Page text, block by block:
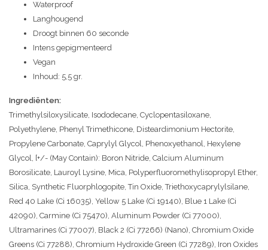
Waterproof
Langhougend
Droogt binnen 60 seconde
Intens gepigmenteerd
Vegan
Inhoud: 5,5 gr.
Ingrediënten:
Trimethylsiloxysilicate, Isododecane, Cyclopentasiloxane,
Polyethylene, Phenyl Trimethicone, Disteardimonium Hectorite,
Propylene Carbonate, Caprylyl Glycol, Phenoxyethanol, Hexylene
Glycol, [+/- (May Contain): Boron Nitride, Calcium Aluminum
Borosilicate, Lauroyl Lysine, Mica, Polyperfluoromethylisopropyl Ether,
Silica, Synthetic Fluorphlogopite, Tin Oxide, Triethoxycaprylylsilane,
Red 40 Lake (Ci 16035), Yellow 5 Lake (Ci 19140), Blue 1 Lake (Ci
42090), Carmine (Ci 75470), Aluminum Powder (Ci 77000),
Ultramarines (Ci 77007), Black 2 (Ci 77266) (Nano), Chromium Oxide
Greens (Ci 77288), Chromium Hydroxide Green (Ci 77289), Iron Oxides